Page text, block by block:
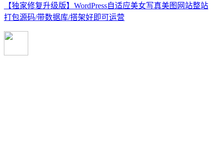
【独家修复升级版】WordPress自适应美女写真美图网站整站
打包源码/带数据库/搭架好即可运营